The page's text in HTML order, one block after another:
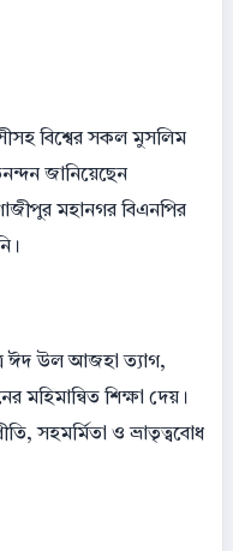
বিশ্বের সকল মুসলিম
জানিয়েছেন
মহানগর বিএনপির
ঈদ উল আজহা ত্যাগ,
মহিমান্বিত শিক্ষা দেয়।
সহমর্মিতা ও ভ্রাতৃত্ববোধ